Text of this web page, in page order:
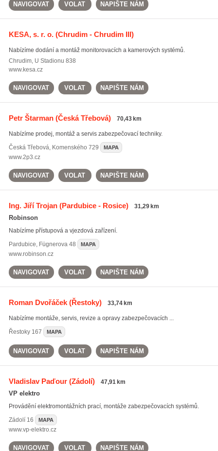
NAVIGOVAT VOLAT NAPIŠTE NÁM
KESA, s. r. o.(Chrudim - Chrudim III)
Nabízíme dodání a montáž monitorovacích a kamerových systémů.
Chrudim, U Stadionu 838
www.kesa.cz
NAVIGOVAT VOLAT NAPIŠTE NÁM
Petr Štarman(Česká Třebová) 70,43 km
Nabízíme prodej, montáž a servis zabezpečovací techniky.
Česká Třebová, Komenského 729 MAPA
www.2p3.cz
NAVIGOVAT VOLAT NAPIŠTE NÁM
Ing. Jiří Trojan(Pardubice - Rosice) 31,29 km
Robinson
Nabízíme přístupová a vjezdová zařízení.
Pardubice, Fügnerova 48 MAPA
www.robinson.cz
NAVIGOVAT VOLAT NAPIŠTE NÁM
Roman Dvořáček(Řestoky) 33,74 km
Nabízíme montáže, servis, revize a opravy zabezpečovacích ...
Řestoky167 MAPA
NAVIGOVAT VOLAT NAPIŠTE NÁM
Vladislav Paďour(Zádolí) 47,91 km
VP elektro
Provádění elektromontážních prací, montáže zabezpečovacích systémů.
Zádolí16 MAPA
www.vp-elektro.cz
NAVIGOVAT VOLAT NAPIŠTE NÁM